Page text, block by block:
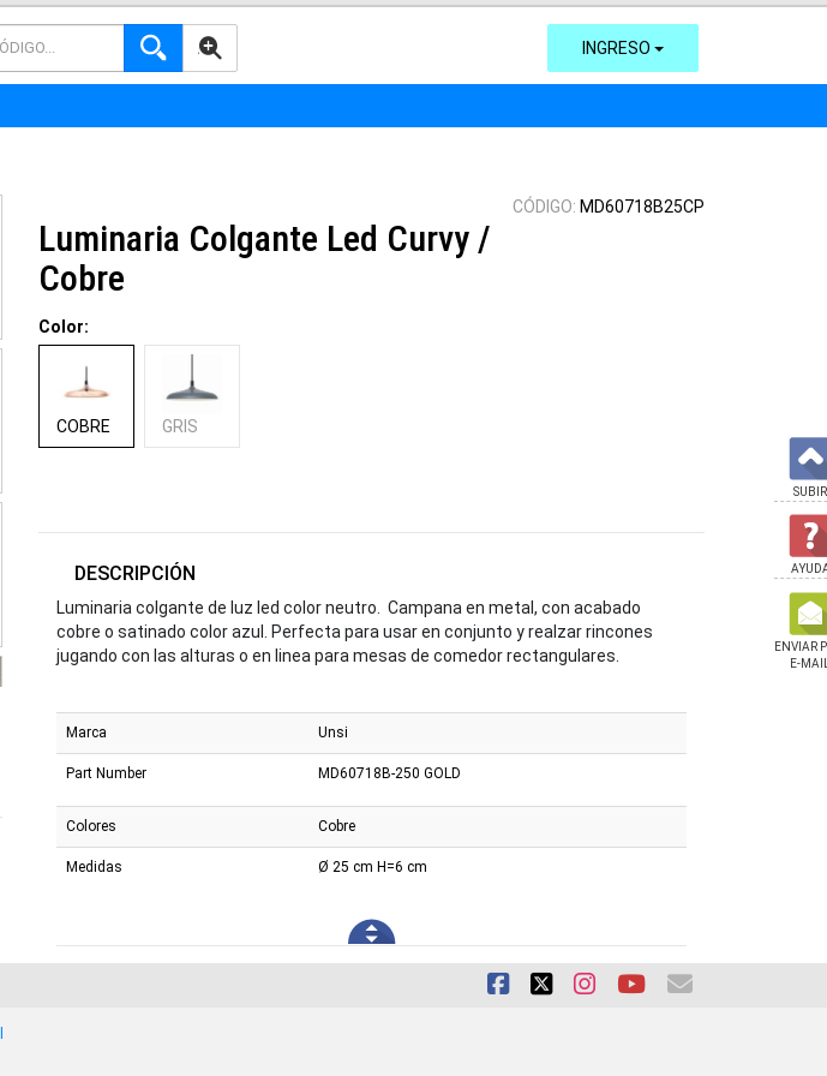
AVANZADA INGRESO
CÓDIGO: MD60718B25CP
Luminaria Colgante Led Curvy /
Cobre
Color:
COBRE GRIS
DESCRIPCIÓN
Luminaria colgante de luz led color neutro. Campana en metal, con acabado
cobre o satinado color azul. Perfecta para usar en conjunto y realzar rincones
jugando con las alturas o en linea para mesas de comedor rectangulares.
Marca Unsi
Part Number MD60718B-250 GOLD
Colores Cobre
Medidas Ø 25 cm H=6 cm
SUBIR
ENVIAR
E-